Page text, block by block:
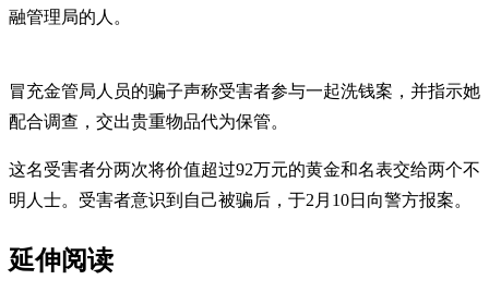
融管理局的人。
冒充金管局人员的骗子声称受害者参与一起洗钱案，并指示她
配合调查，交出贵重物品代为保管。
这名受害者分两次将价值超过92万元的黄金和名表交给两个不
明人士。受害者意识到自己被骗后，于2月10日向警方报案。
延伸阅读